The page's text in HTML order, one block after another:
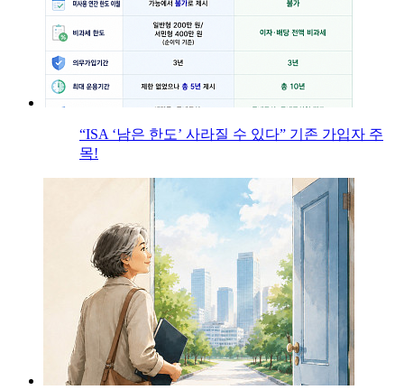
“ISA ‘남은 한도’ 사라질 수 있다” 기존 가입자 주
목!